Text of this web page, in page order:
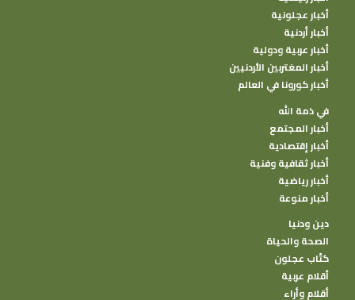
أخبار عجلونية
أخبار أردنية
أخبار عربية ودولية
أخبار المغتربين الأردنيين
أخبار كورونا في العالم
في ذمة الله
أخبار المجتمع
أخبار إقتصادية
أخبار ثقافية وفنية
أخبار رياضية
أخبار منوعة
دين ودنيا
الصحة والحياة
كتًاب عجلون
أقلام عربية
أقلام وأراء